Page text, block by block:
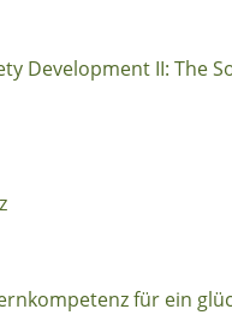
Development II: The
für ein